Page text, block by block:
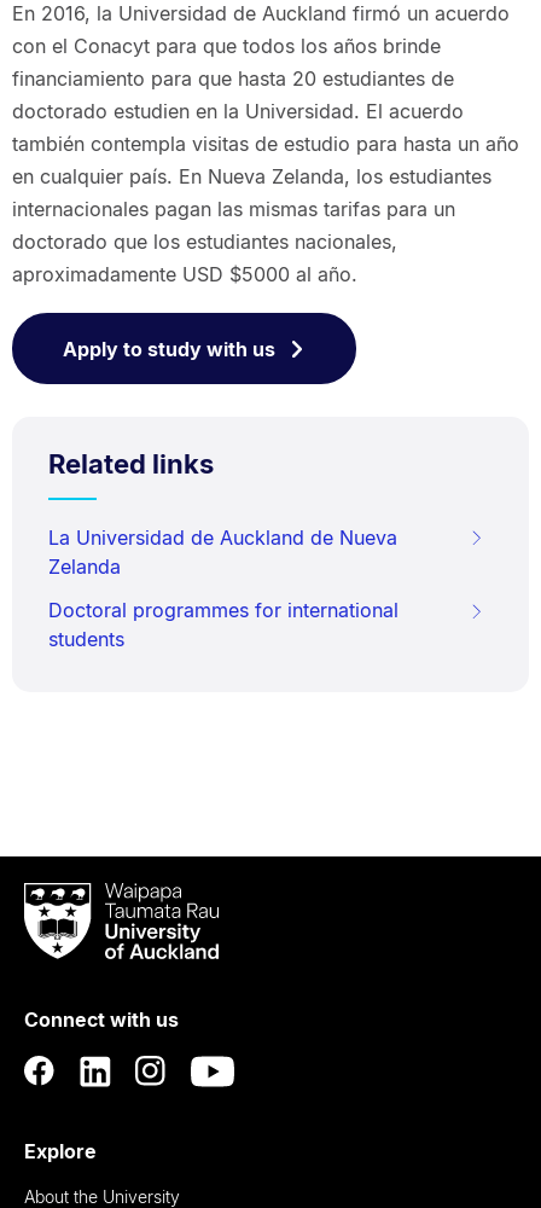
En 2016, la Universidad de Auckland firmó un acuerdo
con el Conacyt para que todos los años brinde
financiamiento para que hasta 20 estudiantes de
doctorado estudien en la Universidad. El acuerdo
también contempla visitas de estudio para hasta un año
en cualquier país. En Nueva Zelanda, los estudiantes
internacionales pagan las mismas tarifas para un
doctorado que los estudiantes nacionales,
aproximadamente USD $5000 al año.
Apply to study with us
Related links
La Universidad de Auckland de Nueva
Zelanda
Doctoral programmes for international
students
Waipapa
Taumata
RauUniversity
Auckland
Connect with us
Explore
About the University